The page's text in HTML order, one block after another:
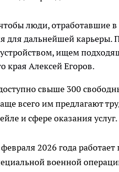
люди, отработавшие в
для дальнейшей карьеры.
ищем
Алексей Егоров.
свыше 300
всего им предлагают
и сфере оказания услуг.
2026 года работает
военной